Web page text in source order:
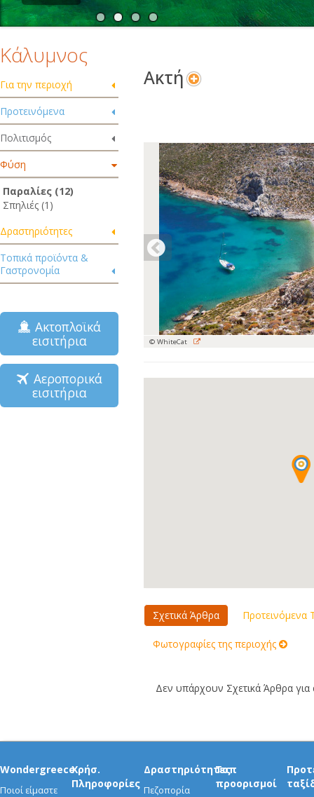
Κάλυμνος
Για την περιοχή
Προτεινόμενα
Πολιτισμός
Φύση
Παραλίες (12)
Σπηλιές (1)
Δραστηριότητες
Τοπικά προϊόντα &
Γαστρονομία
Ακτοπλοϊκά
εισιτήρια
Αεροπορικά
εισιτήρια
Ακτή
© WhiteCat
Σχετικά Άρθρα Προτεινόμενα
Φωτογραφίες της περιοχής
Δεν υπάρχουν Σχετικά Άρθρα για
Wondergreece
Ποιοί είμαστε
Χρήσ.
Πληροφορίες
Δραστηριότητες
Πεζοπορία
Τοπ
προορισμοί